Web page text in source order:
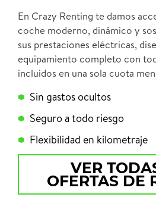
En Crazy Renting te damos
coche moderno, dinámico y
sus prestaciones eléctricas,
equipamiento completo con
incluidos en una sola cuota
Sin gastos ocultos
Seguro a todo riesgo
Flexibilidad en kilometraje
VER
OFERTAS DE